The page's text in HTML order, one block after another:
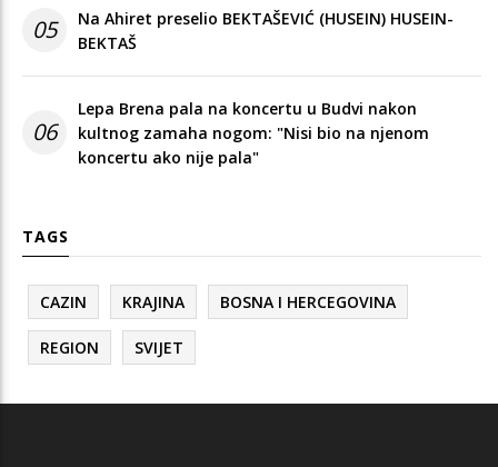
05
Na Ahiret preselio BEKTAŠEVIĆ (HUSEIN) HUSEIN-
BEKTAŠ
06
Lepa Brena pala na koncertu u Budvi nakon
kultnog zamaha nogom: "Nisi bio na njenom
koncertu ako nije pala"
TAGS
CAZIN KRAJINA BOSNA I HERCEGOVINA
REGION SVIJET